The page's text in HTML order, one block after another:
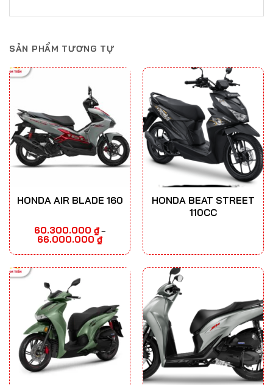
SẢN PHẨM TƯƠNG TỰ
HONDA AIR BLADE 160
60.300.000 ₫ –
66.000.000 ₫Khoảng
giá:
60.300.000 ₫
66.000.000 ₫
HONDA BEAT STREET
110CC